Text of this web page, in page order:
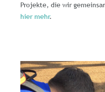
Projekte, die wir
hier mehr.